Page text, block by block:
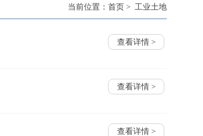
当前位置： 首页 > 工业土地
查看详情 >
查看详情 >
查看详情 >